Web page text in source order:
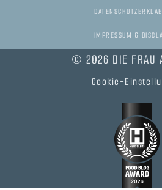
IMPRESSUM &
© 2026 DIE FRAU
Cookie-